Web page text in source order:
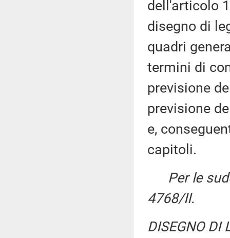
dell'articolo
disegno di
quadri
termini di
previsione
previsione
e,
capitoli.
Per le
4768/II.
DISEGNO DI